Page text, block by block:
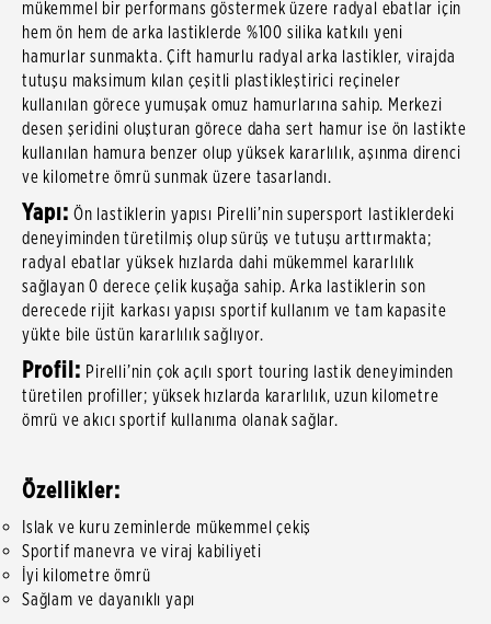
mükemmel bir performans göstermek üzere radyal ebatlar için
hem ön hem de arka lastiklerde %100 silika katkılı yeni
hamurlar sunmakta. Çift hamurlu radyal arka lastikler, virajda
tutuşu maksimum kılan çeşitli plastikleştirici reçineler
kullanılan görece yumuşak omuz hamurlarına sahip. Merkezi
desen şeridini oluşturan görece daha sert hamur ise ön lastikte
kullanılan hamura benzer olup yüksek kararlılık, aşınma direnci
ve kilometre ömrü sunmak üzere tasarlandı.
Yapı: Ön lastiklerin yapısı Pirelli’nin supersport lastiklerdeki
deneyiminden türetilmiş olup sürüş ve tutuşu arttırmakta;
radyal ebatlar yüksek hızlarda dahi mükemmel kararlılık
sağlayan 0 derece çelik kuşağa sahip. Arka lastiklerin son
derecede rijit karkası yapısı sportif kullanım ve tam kapasite
yükte bile üstün kararlılık sağlıyor.
Profil: Pirelli’nin çok açılı sport touring lastik deneyiminden
türetilen profiller; yüksek hızlarda kararlılık, uzun kilometre
ömrü ve akıcı sportif kullanıma olanak sağlar.
Özellikler:
Islak ve kuru zeminlerde mükemmel çekiş
Sportif manevra ve viraj kabiliyeti
İyi kilometre ömrü
Sağlam ve dayanıklı yapı